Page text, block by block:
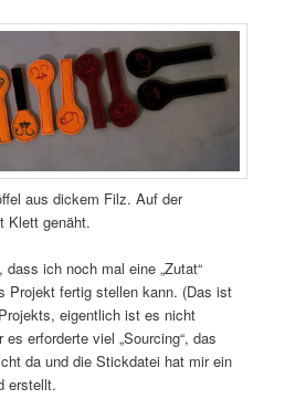
aus dickem Filz. Auf der
Klett genäht.
ich noch mal eine „Zutat“
Projekt fertig stellen kann. (Das ist
eigentlich ist es nicht
erforderte viel „Sourcing“, das
da und die Stickdatei hat mir ein
erstellt.